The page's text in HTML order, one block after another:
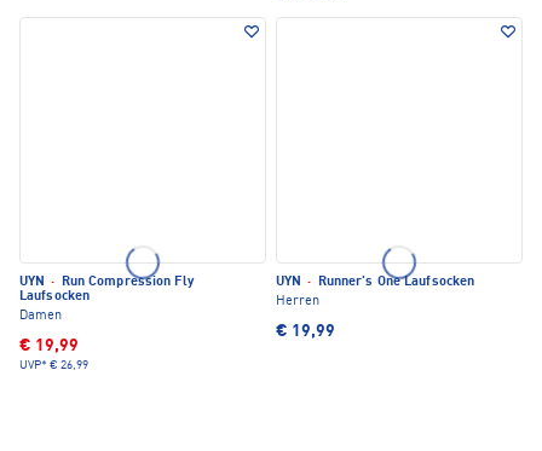
UYN ·
Run Compression Fly
Laufsocken
Damen
€ 19,99
UVP* € 26,99
UYN ·
Runner's One Laufsocken
Herren
€ 19,99